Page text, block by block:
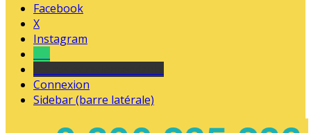
Facebook
X
Instagram
Connexion
Sidebar (barre latérale)